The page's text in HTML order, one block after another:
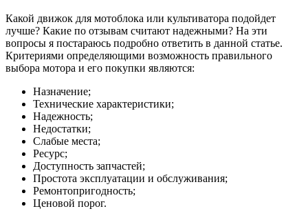
Какой движок для мотоблока или культиватора подойдет
лучше? Какие по отзывам считают надежными? На эти
вопросы я постараюсь подробно ответить в данной статье.
Критериями определяющими возможность правильного
выбора мотора и его покупки являются:
Назначение;
Технические характеристики;
Надежность;
Недостатки;
Слабые места;
Ресурс;
Доступность запчастей;
Простота эксплуатации и обслуживания;
Ремонтопригодность;
Ценовой порог.